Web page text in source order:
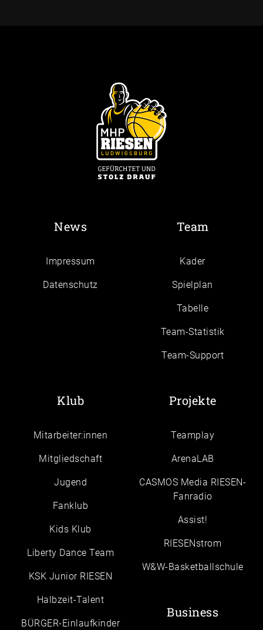
News
Impressum
Daten­schutz
Team
Kader
Spielplan
Tabelle
Team-Statistik
Team-Support
Klub
Mitarbeiter:innen
Mitgliedschaft
Jugend
Fanklub
Kids Klub
Liberty Dance Team
KSK Junior RIESEN
Halbzeit-Talent
BÜRGER-Einlaufkinder
Projekte
Teamplay
ArenaLAB
CASMOS Media RIESEN-
Fanradio
Assist!
RIESENstrom
W&W-Basketballschule
Business